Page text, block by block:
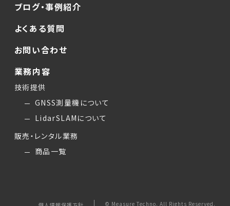
ブログ・事例紹介
よくある質問
お問い合わせ
業務内容
技術提供
GNSS測量機について
LidarSLAMについて
販売・レンタル業務
商品一覧
© Measure Techno. All Rights Reserved.